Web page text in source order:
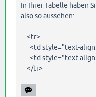
In Ihrer Tabelle haben
also so aussehen:
<tr>
<td style="text-align:
<td style="text-align:
</tr>